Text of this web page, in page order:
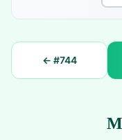
← #744